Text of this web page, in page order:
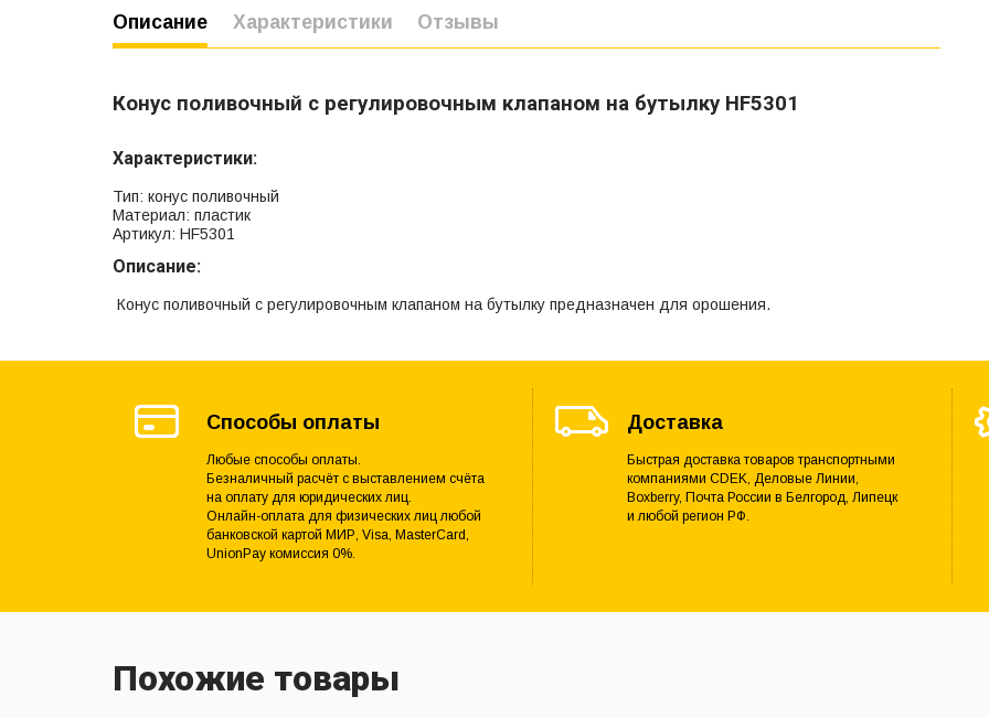
Описание Характеристики Отзывы
Конус поливочный с регулировочным клапаном на бутылку HF5301
Характеристики:
Тип: конус поливочный
Материал: пластик
Артикул: HF5301
Описание:
Конус поливочный с регулировочным клапаном на бутылку предназначен для орошения.
Способы оплаты
Любые способы оплаты.
Безналичный расчёт с выставлением счёта
на оплату для юридических лиц.
Онлайн-оплата для физических лиц любой
банковской картой МИР, Visa, MasterCard,
UnionPay комиссия 0%.
Доставка
Быстрая доставка товаров транспортными
компаниями CDEK, Деловые Линии,
Boxberry, Почта России в Белгород, Липецк
и любой регион РФ.
Похожие товары